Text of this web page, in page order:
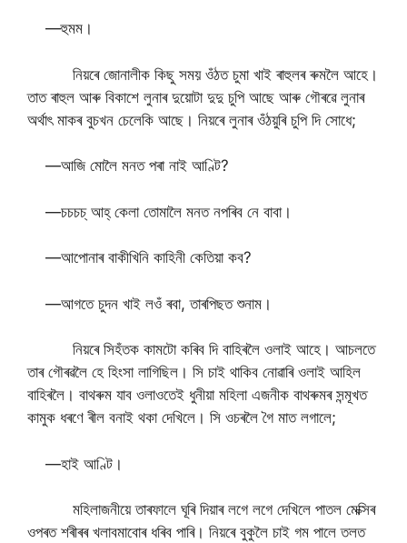
—হুমম।
নিয়ৰে জোনালীক কিছু সময় ওঁঠত চুমা খাই ৰাহুলৰ ৰুমলৈ আহে।
তাত ৰাহুল আৰু বিকাশে লুনাৰ দুয়োটা দুদু চুপি আছে আৰু গৌৰৱে লুনাৰ
অৰ্থাৎ মাকৰ বুচখন চেলেকি আছে। নিয়ৰে লুনাৰ ওঁঠয়ুৰি চুপি দি সোধে;
—আজি মোলৈ মনত পৰা নাই আণ্টি?
—চচচচ্ আহ্ কেলা তোমালৈ মনত নপৰিব নে বাবা।
—আপোনাৰ বাকীখিনি কাহিনী কেতিয়া কব?
—আগতে চুদন খাই লওঁ ৰবা, তাৰপিছত শুনাম।
নিয়ৰে সিহঁতক কামটো কৰিব দি বাহিৰলৈ ওলাই আহে। আচলতে
তাৰ গৌৰৱলৈ হে হিংসা লাগিছিল। সি চাই থাকিব নোৱাৰি ওলাই আহিল
বাহিৰলৈ। বাথৰুম যাব ওলাওতেই ধুনীয়া মহিলা এজনীক বাথৰুমৰ সন্মূখত
কামুক ধৰণে ৰীল বনাই থকা দেখিলে। সি ওচৰলৈ গৈ মাত লগালে;
—হাই আণ্টি।
মহিলাজনীয়ে তাৰফালে ঘূৰি দিয়াৰ লগে লগে দেখিলে পাতল মেক্সিৰ
ওপৰত শৰীৰৰ খলাবমাবোৰ ধৰিব পাৰি। নিয়ৰে বুকুলৈ চাই গম পালে তলত